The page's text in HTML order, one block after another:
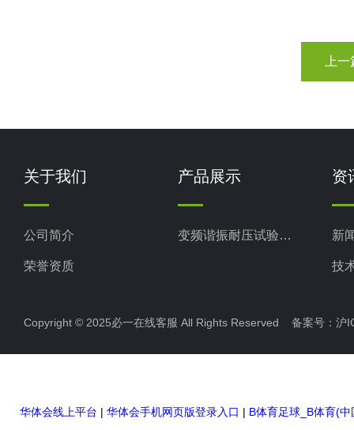
上
关于我们
公司简介
荣誉资质
产品展示
变频谐振耐压试验装置
资
新
技
Copyright © 2025必一在线客服 All Rights Reserved 备案号： 沪
华体会线上平台 | 华体会手机网页版登录入口 | B体育足球_B体育(中